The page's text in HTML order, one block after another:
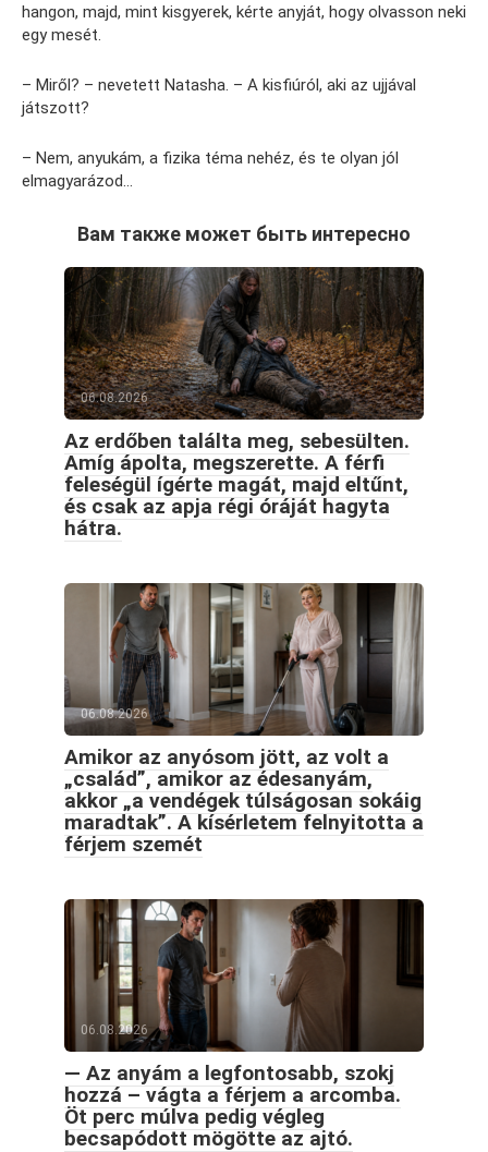
hangon, majd, mint kisgyerek, kérte anyját, hogy olvasson neki
egy mesét.
– Miről? – nevetett Natasha. – A kisfiúról, aki az ujjával
játszott?
– Nem, anyukám, a fizika téma nehéz, és te olyan jól
elmagyarázod…
Вам также может быть интересно
06.08.2026
Az erdőben találta meg, sebesülten.
Amíg ápolta, megszerette. A férfi
feleségül ígérte magát, majd eltűnt,
és csak az apja régi óráját hagyta
hátra.
06.08.2026
Amikor az anyósom jött, az volt a
„család”, amikor az édesanyám,
akkor „a vendégek túlságosan sokáig
maradtak”. A kísérletem felnyitotta a
férjem szemét
06.08.2026
— Az anyám a legfontosabb, szokj
hozzá – vágta a férjem a arcomba.
Öt perc múlva pedig végleg
becsapódott mögötte az ajtó.